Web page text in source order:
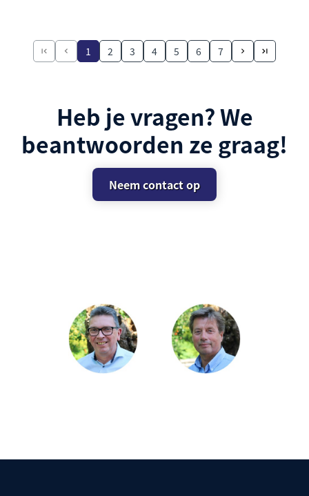
1 2 3 4 5 6 7
Heb je vragen? We
beantwoorden ze graag!
Neem contact op